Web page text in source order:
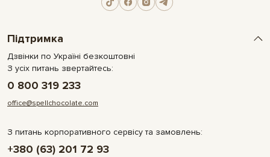
Підтримка
Дзвінки по Україні безкоштовні
З усіх питань звертайтесь:
0 800 319 233
office@spellchocolate.com
З питань корпоративного сервісу та замовлень:
+380 (63) 201 72 93